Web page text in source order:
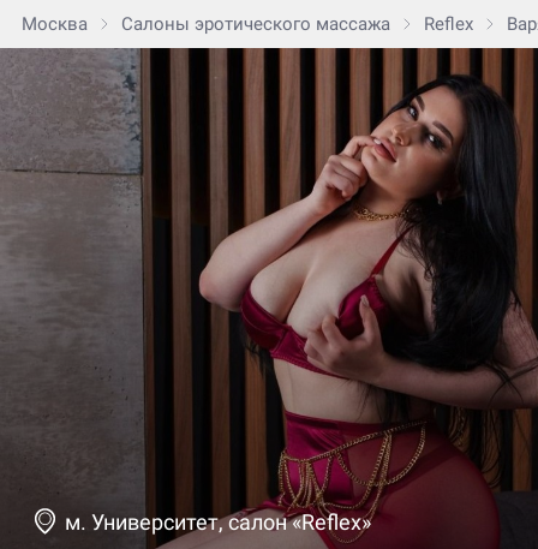
Москва Салоны эротического массажа Reflex
м. Университет, салон «Reflex»